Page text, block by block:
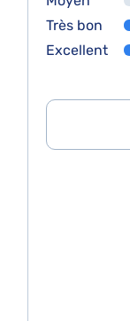
Très bon
Excellent